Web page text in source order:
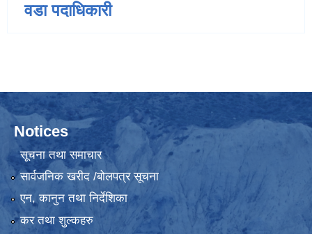
वडा पदाधिकारी
Notices
सूचना तथा समाचार
सार्वजनिक खरीद /बोलपत्र सूचना
एन, कानुन तथा निर्देशिका
कर तथा शुल्कहरु